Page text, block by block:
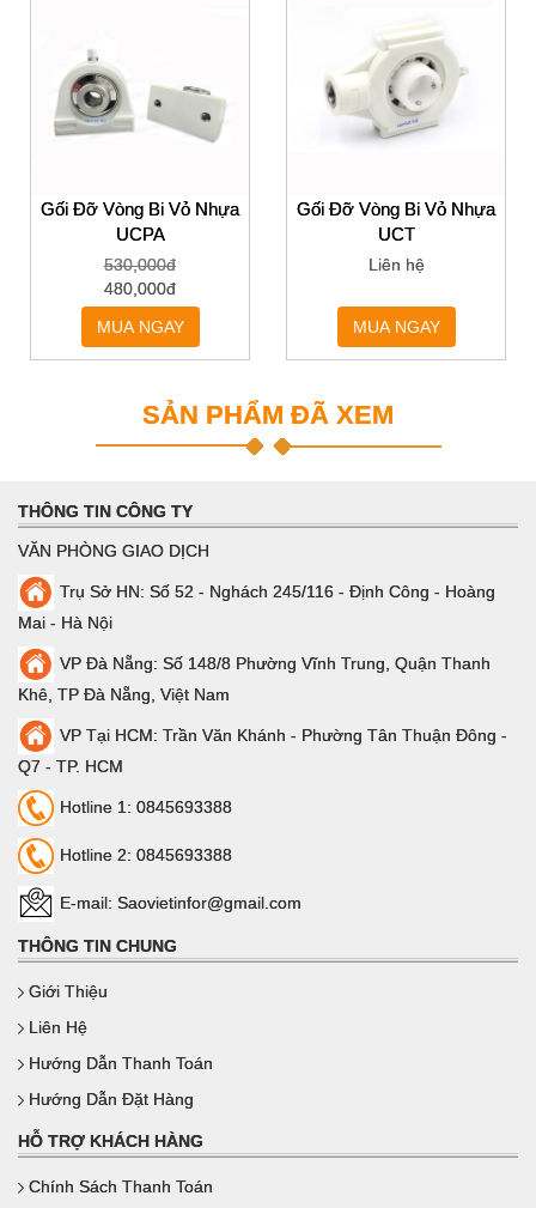
Gối Đỡ Vòng Bi Vỏ Nhựa
UCPA
530,000đ
480,000đ
MUA NGAY
Gối Đỡ Vòng Bi Vỏ Nhựa
UCT
Liên hệ
MUA NGAY
SẢN PHẨM ĐÃ XEM
THÔNG TIN CÔNG TY
VĂN PHÒNG GIAO DỊCH
Trụ Sở HN: Số 52 - Nghách 245/116 - Định Công - Hoàng
Mai - Hà Nội
VP Đà Nẵng: Số 148/8 Phường Vĩnh Trung, Quận Thanh
Khê, TP Đà Nẵng, Việt Nam
VP Tại HCM: Trần Văn Khánh - Phường Tân Thuận Đông -
Q7 - TP. HCM
Hotline 1: 0845693388
Hotline 2: 0845693388
E-mail: Saovietinfor@gmail.com
THÔNG TIN CHUNG
Giới Thiệu
Liên Hệ
Hướng Dẫn Thanh Toán
Hướng Dẫn Đặt Hàng
HỖ TRỢ KHÁCH HÀNG
Chính Sách Thanh Toán